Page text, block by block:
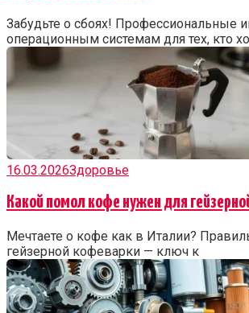
Забудьте о сбоях! Профессиональные
операционным системам для тех, кто
16.03.2026Здоровье
Какой помол кофе нужен для
Мечтаете о кофе как в Италии?
гейзерной кофеварки — ключ к